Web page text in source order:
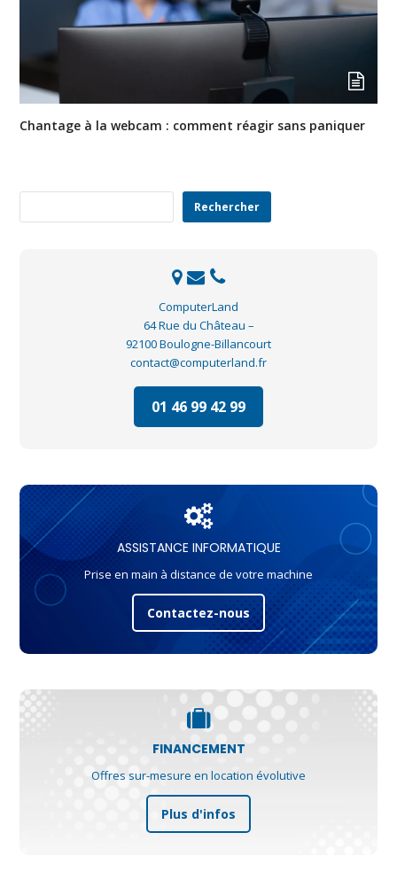
Chantage à la webcam : comment réagir sans paniquer
Rechercher
ComputerLand
64 Rue du Château –
92100 Boulogne-Billancourt
contact@computerland.fr
01 46 99 42 99
ASSISTANCE INFORMATIQUE
Prise en main à distance de votre machine
Contactez-nous
FINANCEMENT
Offres sur-mesure en location évolutive
Plus d'infos